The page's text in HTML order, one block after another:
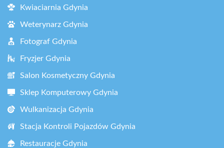
Kwiaciarnia Gdynia
Weterynarz Gdynia
Fotograf Gdynia
Fryzjer Gdynia
Salon Kosmetyczny Gdynia
Sklep Komputerowy Gdynia
Wulkanizacja Gdynia
Stacja Kontroli Pojazdów Gdynia
Restauracje Gdynia